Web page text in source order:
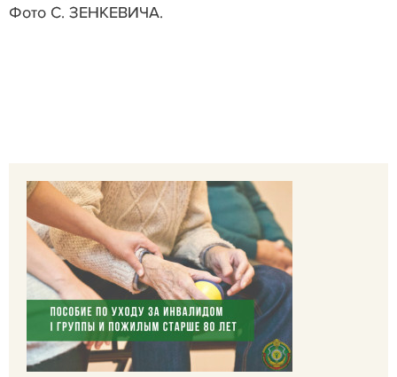
Фото С. ЗЕНКЕВИЧА.